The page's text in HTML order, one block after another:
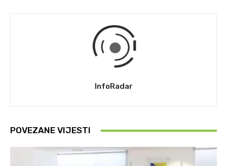
InfoRadar
POVEZANE VIJESTI